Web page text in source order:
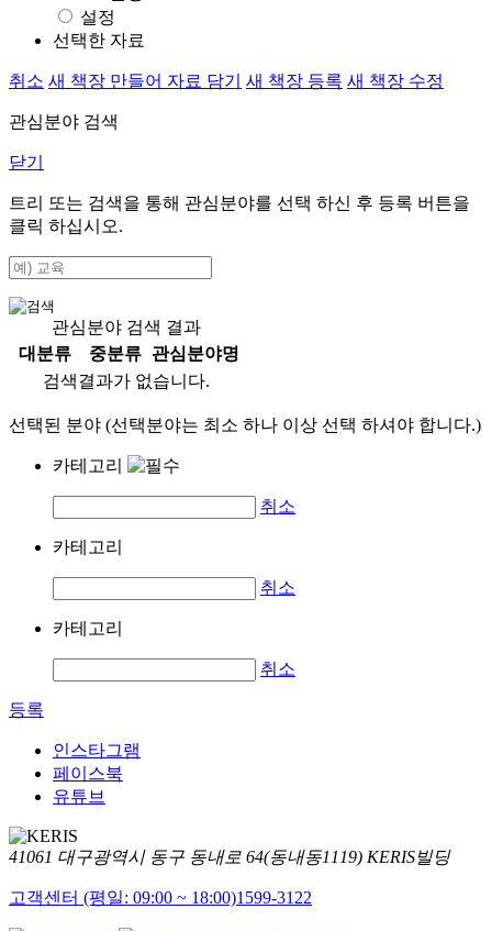
설정
선택한 자료
취소 새 책장 만들어 자료 담기 새 책장 등록 새 책장 수정
관심분야 검색
닫기
트리 또는 검색을 통해 관심분야를 선택 하신 후 등록 버튼을
클릭 하십시오.
관심분야 검색 결과
대분류
중분류
관심분야명
검색결과가 없습니다.
선택된 분야 (선택분야는 최소 하나 이상 선택 하셔야 합니다.)
카테고리
취소
카테고리
취소
카테고리
취소
등록
인스타그램
페이스북
유튜브
41061 대구광역시 동구 동내로 64(동내동1119) KERIS빌딩
고객센터 (평일: 09:00 ~ 18:00)1599-3122